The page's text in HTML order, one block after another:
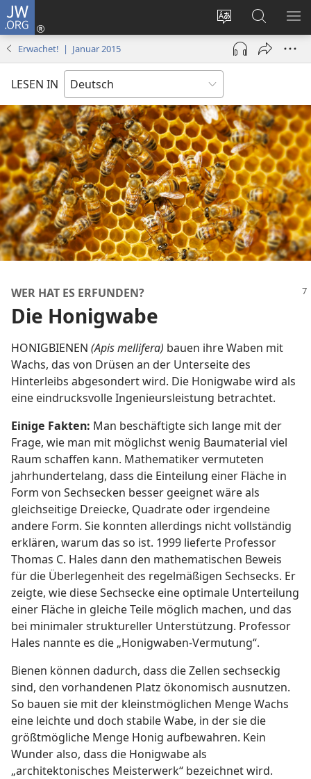
JW.ORG
Websitesprache
ändern
Anmelden
(öffnet
neues
Fenster)
Suche
Erwachet! | Januar 2015
LESEN IN
WER HAT ES ERFUNDEN?
Die Honigwabe
HONIGBIENEN (Apis mellifera) bauen ihre Waben mit
Wachs, das von Drüsen an der Unterseite des
Hinterleibs abgesondert wird. Die Honigwabe wird als
eine eindrucksvolle Ingenieursleistung betrachtet.
Einige Fakten: Man beschäftigte sich lange mit der
Frage, wie man mit möglichst wenig Baumaterial viel
Raum schaffen kann. Mathematiker vermuteten
jahrhundertelang, dass die Einteilung einer Fläche in
Form von Sechsecken besser geeignet wäre als
gleichseitige Dreiecke, Quadrate oder irgendeine
andere Form. Sie konnten allerdings nicht vollständig
erklären, warum das so ist. 1999 lieferte Professor
Thomas C. Hales dann den mathematischen Beweis
für die Überlegenheit des regelmäßigen Sechsecks. Er
zeigte, wie diese Sechsecke eine optimale Unterteilung
einer Fläche in gleiche Teile möglich machen, und das
bei minimaler struktureller Unterstützung. Professor
Hales nannte es die „Honigwaben-Vermutung“.
Bienen können dadurch, dass die Zellen sechseckig
sind, den vorhandenen Platz ökonomisch ausnutzen.
So bauen sie mit der kleinstmöglichen Menge Wachs
eine leichte und doch stabile Wabe, in der sie die
größtmögliche Menge Honig aufbewahren. Kein
Wunder also, dass die Honigwabe als
„architektonisches Meisterwerk“ bezeichnet wird.